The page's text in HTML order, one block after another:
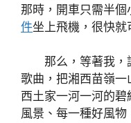
那時，開車只需半個
件坐上飛機，很快就
那么，等著我
歌曲，把湘西苗嶺一
西土家一河一河的
風景、每一種好風